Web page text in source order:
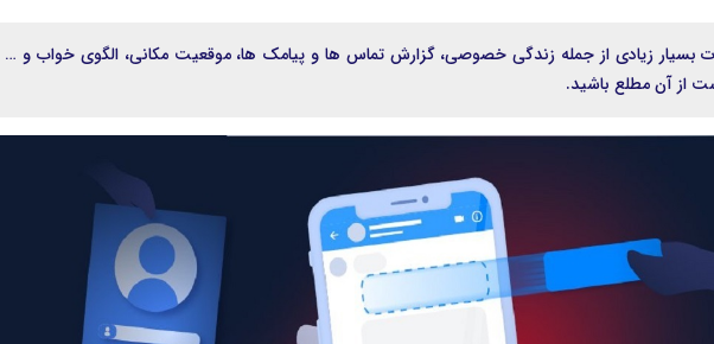
بسیار زیادی از جمله زندگی خصوصی، گزارش تماس ها و پیامک ها، موقعیت مکانی، الگوی خواب و …
از آن‌ مطلع باشید.